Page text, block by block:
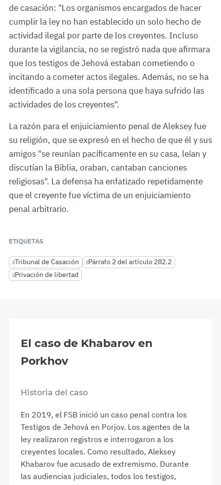
de casación: "Los organismos encargados de hacer
cumplir la ley no han establecido un solo hecho de
actividad ilegal por parte de los creyentes. Incluso
durante la vigilancia, no se registró nada que afirmara
que los testigos de Jehová estaban cometiendo o
incitando a cometer actos ilegales. Además, no se ha
identificado a una sola persona que haya sufrido las
actividades de los creyentes".
La razón para el enjuiciamiento penal de Aleksey fue
su religión, que se expresó en el hecho de que él y sus
amigos "se reunían pacíficamente en su casa, leían y
discutían la Biblia, oraban, cantaban canciones
religiosas". La defensa ha enfatizado repetidamente
que el creyente fue víctima de un enjuiciamiento
penal arbitrario.
ETIQUETAS
Tribunal de Casación
Párrafo 2 del artículo 282.2
Privación de libertad
El caso de Khabarov en
Porkhov
Historia del caso
En 2019, el FSB inició un caso penal contra los
Testigos de Jehová en Porjov. Los agentes de la
ley realizaron registros e interrogaron a los
creyentes locales. Como resultado, Aleksey
Khabarov fue acusado de extremismo. Durante
las audiencias judiciales, todos los testigos,